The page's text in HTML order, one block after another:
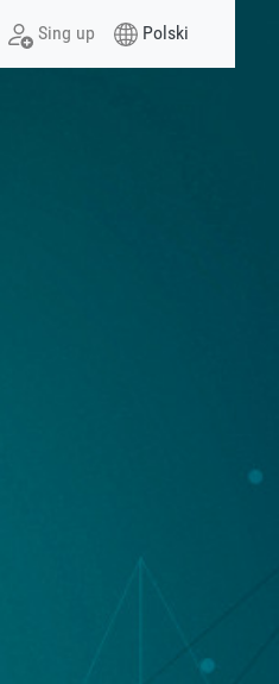
Sing up Polski